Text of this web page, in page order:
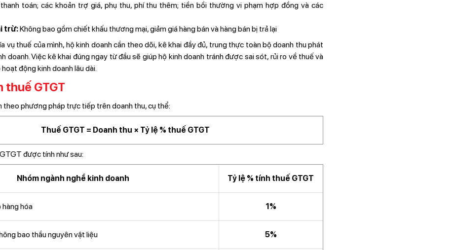
toán; các khoản trợ giá, phụ thu, phí thu thêm; tiền bồi thường vi phạm hợp đồng và các
trừ:Không bao gồm chiết khấu thương mại, giảm giá hàng bán và hàng bán bị trả lại
vụ thuế của mình, hộ kinh doanh cần theo dõi, kê khai đầy đủ, trung thực toàn bộ doanh thu phát
doanh. Việc kê khai đúng ngay từ đầu sẽ giúp hộ kinh doanh tránh được sai sót, rủi ro về thuế và
động kinh doanh lâu dài.
thuế GTGT
phương pháp trực tiếp trên doanh thu, cụ thể:
Thuế GTGT = Doanh thu × Tỷ lệ % thuế GTGT
được tính như sau:
Nhóm ngành nghề kinh doanh Tỷ lệ % tính thuế GTGT
hàng hóa 1%
bao thầu nguyên vật liệu 5%